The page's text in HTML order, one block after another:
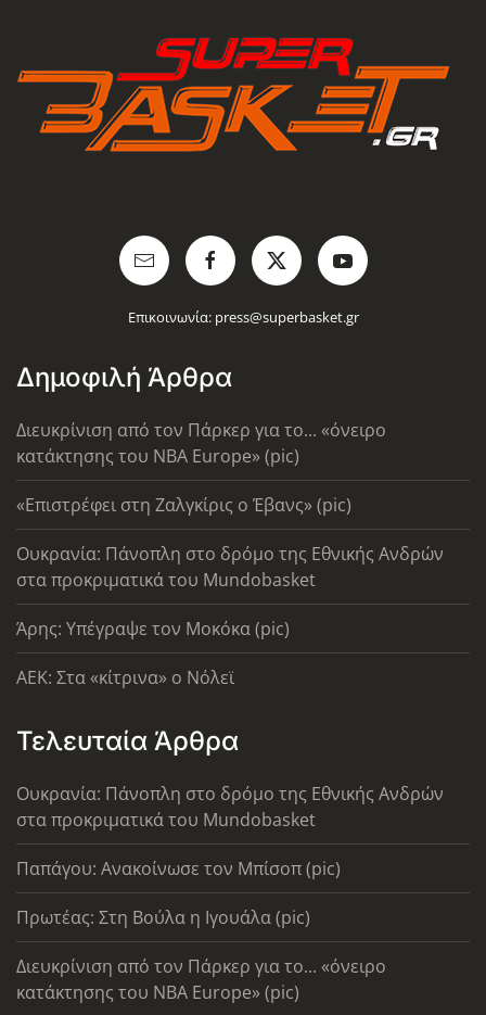
Επικοινωνία: press@superbasket.gr
Δημοφιλή Άρθρα
Διευκρίνιση από τον Πάρκερ για το... «όνειρο
κατάκτησης του ΝΒΑ Europe» (pic)
«Επιστρέφει στη Ζαλγκίρις ο Έβανς» (pic)
Ουκρανία: Πάνοπλη στο δρόμο της Εθνικής Ανδρών
στα προκριματικά του Mundobasket
Άρης: Υπέγραψε τον Μοκόκα (pic)
AEK: Στα «κίτρινα» ο Νόλεϊ
Τελευταία Άρθρα
Ουκρανία: Πάνοπλη στο δρόμο της Εθνικής Ανδρών
στα προκριματικά του Mundobasket
Παπάγου: Ανακοίνωσε τον Μπίσοπ (pic)
Πρωτέας: Στη Βούλα η Ιγουάλα (pic)
Διευκρίνιση από τον Πάρκερ για το... «όνειρο
κατάκτησης του ΝΒΑ Europe» (pic)